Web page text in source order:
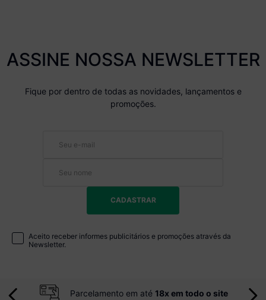
ASSINE NOSSA NEWSLETTER
Fique por dentro de todas as novidades, lançamentos e
promoções.
CADASTRAR
Aceito receber informes publicitários e promoções através da
Newsletter.
Parcelamento em até 18x em todo o site